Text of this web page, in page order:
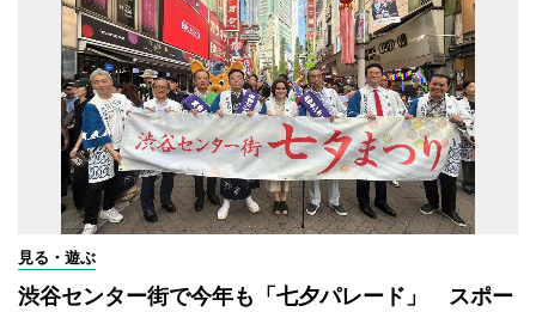
見る・遊ぶ
渋谷センター街で今年も「七夕パレード」 スポー